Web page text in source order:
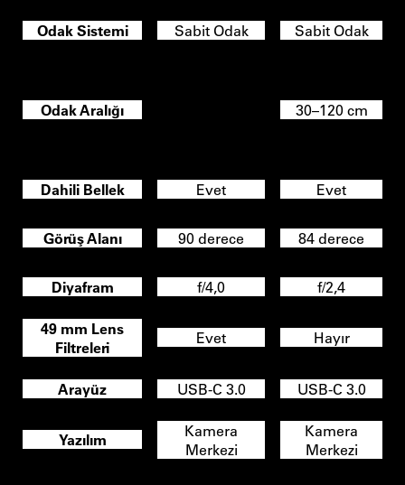
Odak Sistemi Sabit Odak Sabit Odak
Odak Aralığı 30–120 cm
Dahili Bellek Evet Evet
Görüş Alanı 90 derece 84 derece
Diyafram f/4,0 f/2,4
49 mm Lens
Filtreleri
Evet Hayır
Arayüz USB-C 3.0 USB-C 3.0
Yazılım
Kamera
Merkezi
Kamera
Merkezi